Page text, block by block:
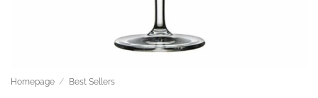
Homepage / Best Sellers